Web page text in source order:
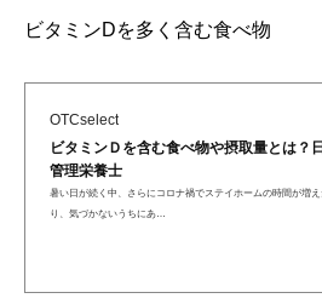
ビタミンDを多く含む食べ物
OTCselect
ビタミンＤを含む食べ物や摂取量とは？
管理栄養士
暑い日が続く中、さらにコロナ禍でステイホームの時間が増
り、気づかないうちにあ…